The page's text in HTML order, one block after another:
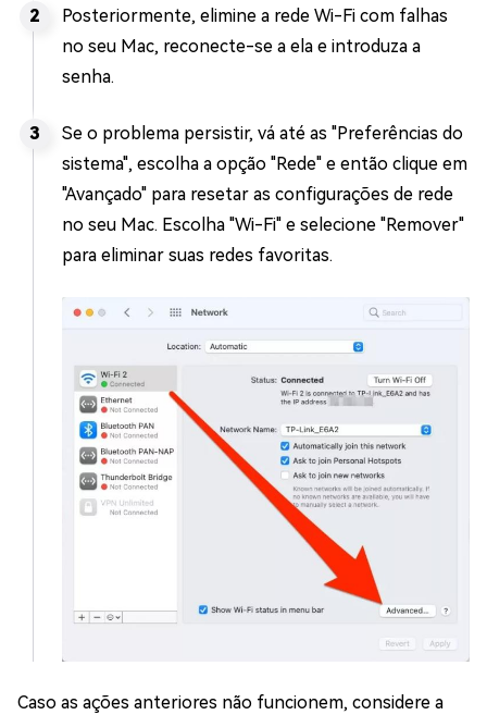
Posteriormente, elimine a rede Wi-Fi com falhas
no seu Mac, reconecte-se a ela e introduza a
senha.
Se o problema persistir, vá até as "Preferências do
sistema", escolha a opção "Rede" e então clique em
"Avançado" para resetar as configurações de rede
no seu Mac. Escolha "Wi-Fi" e selecione "Remover"
para eliminar suas redes favoritas.
Caso as ações anteriores não funcionem, considere a